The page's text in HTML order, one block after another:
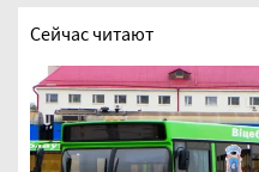
Сейчас читают